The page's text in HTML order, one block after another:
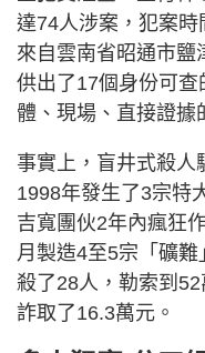
達74人涉案，犯案
來自雲南省昭通市鹽
供出了17個身份可
體、現場、直接證據
事實上，盲井式殺人
1998年發生了3宗特
吉寬團伙2年內瘋狂
月製造4至5宗「礦
殺了28人，勒索到
詐取了16.3萬元。